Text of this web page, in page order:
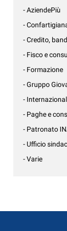
- AziendePiù
-
- Credito,
- Fisco e
- Formazione
- Gruppo
-
- Paghe e
- Patronato
- Ufficio
- Varie